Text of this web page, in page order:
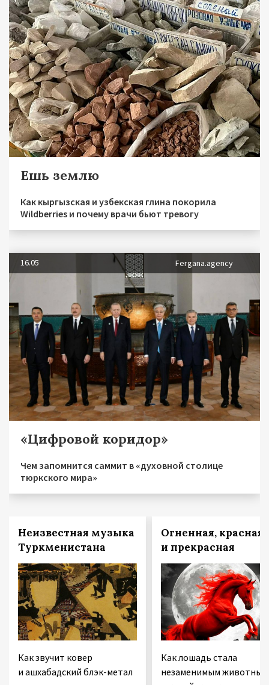
Ешь землю
Как кыргызская и узбекская глина покорила
Wildberries и почему врачи бьют тревогу
16.05 Fergana.agency
«Цифровой коридор»
Чем запомнится саммит в «духовной столице
тюркского мира»
Неизвестная музыка
Туркменистана
Как звучит ковер
и ашхабадский блэк-метал
Огненная, красная
и прекрасная
Как лошадь стала
незаменимым животным